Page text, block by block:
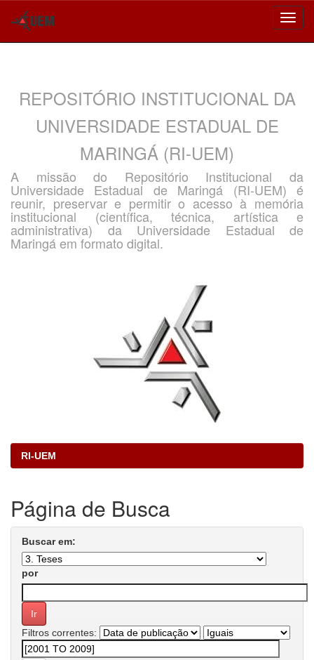
REPOSITÓRIO INSTITUCIONAL DA
UNIVERSIDADE ESTADUAL DE
MARINGÁ (RI-UEM)
A missão do Repositório Institucional da
Universidade Estadual de Maringá (RI-UEM) é
reunir, preservar e permitir o acesso à memória
institucional (científica, técnica, artística e
administrativa) da Universidade Estadual de
Maringá em formato digital.
RI-UEM
Página de Busca
Buscar em:
por
Filtros correntes: